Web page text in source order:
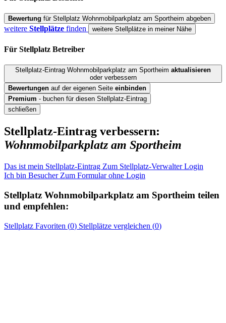
Bewertung für Stellplatz Wohnmobilparkplatz am Sportheim abgeben
weitere Stellplätze finden weitere Stellplätze in meiner Nähe
Für Stellplatz Betreiber
Stellplatz-Eintrag Wohnmobilparkplatz am Sportheim aktualisieren
oder verbessern
Bewertungen auf der eigenen Seite einbinden
Premium - buchen für diesen Stellplatz-Eintrag
schließen
Stellplatz-Eintrag verbessern:
Wohnmobilparkplatz am Sportheim
Das ist mein Stellplatz-Eintrag Zum Stellplatz-Verwalter Login
Ich bin Besucher Zum Formular ohne Login
Stellplatz Wohnmobilparkplatz am Sportheim teilen
und empfehlen:
Stellplatz Favoriten (0) Stellplätze vergleichen (0)